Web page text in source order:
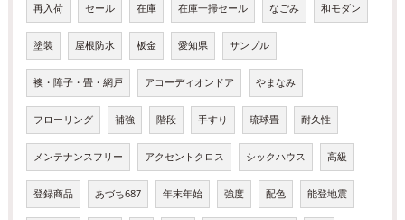
再入荷 セール 在庫 在庫一掃セール なごみ 和モダン
塗装 屋根防水 板金 愛知県 サンプル
襖・障子・畳・網戸 アコーディオンドア やまなみ
フローリング 補強 階段 手すり 琉球畳 耐久性
メンテナンスフリー アクセントクロス シックハウス 高級
登録商品 あづち687 年末年始 強度 配色 能登地震